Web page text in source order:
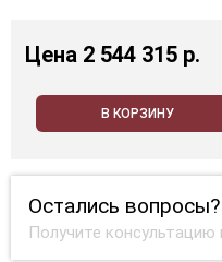
Цена 2 544 315 p.
В КОРЗИНУ
Остались вопросы?
Получите консультацию